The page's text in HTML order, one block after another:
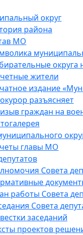
округ
района
МО
округа
жители
издание
разъясняет
граждан на
главы МО
Совета
работы Совета
Cовета
заседаний
проектов